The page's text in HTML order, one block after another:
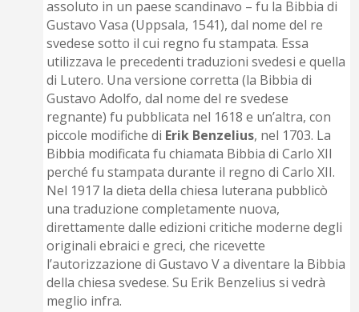
assoluto in un paese scandinavo – fu la Bibbia di
Gustavo Vasa (Uppsala, 1541), dal nome del re
svedese sotto il cui regno fu stampata. Essa
utilizzava le precedenti traduzioni svedesi e quella
di Lutero. Una versione corretta (la Bibbia di
Gustavo Adolfo, dal nome del re svedese
regnante) fu pubblicata nel 1618 e un’altra, con
piccole modifiche di Erik Benzelius, nel 1703. La
Bibbia modificata fu chiamata Bibbia di Carlo XII
perché fu stampata durante il regno di Carlo XII.
Nel 1917 la dieta della chiesa luterana pubblicò
una traduzione completamente nuova,
direttamente dalle edizioni critiche moderne degli
originali ebraici e greci, che ricevette
l’autorizzazione di Gustavo V a diventare la Bibbia
della chiesa svedese. Su Erik Benzelius si vedrà
meglio infra.